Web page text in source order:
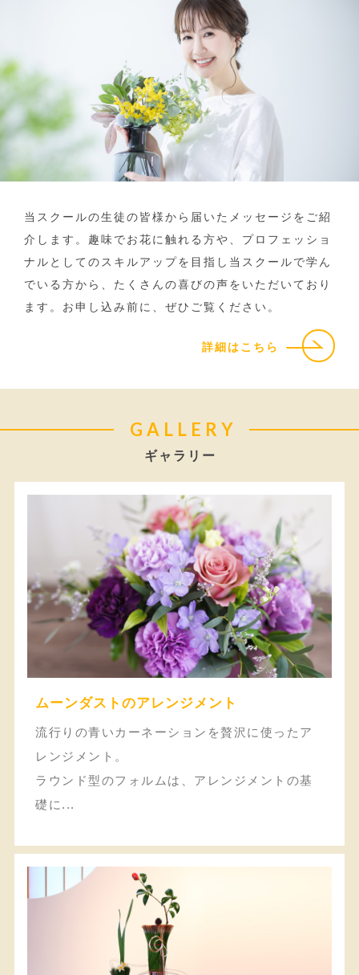
当スクールの生徒の皆様から届いたメッセージをご紹
介します。趣味でお花に触れる方や、プロフェッショ
ナルとしてのスキルアップを目指し当スクールで学ん
でいる方から、たくさんの喜びの声をいただいており
ます。お申し込み前に、ぜひご覧ください。
詳細はこちら
GALLERY
ギャラリー
ムーンダストのアレンジメント
流行りの青いカーネーションを贅沢に使ったア
レンジメント。
ラウンド型のフォルムは、アレンジメントの基
礎に...